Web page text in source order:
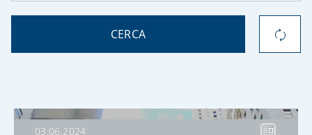
CERCA
03.06.2024